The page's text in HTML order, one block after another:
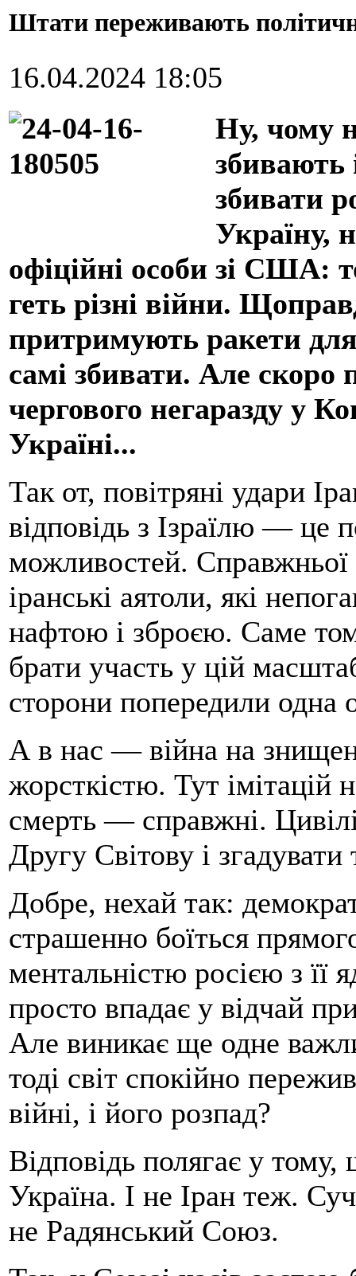
Штати переживають
16.04.2024 18:05
Ну, чому
збивати
Україну,
офіційні особи зі США:
геть різні війни.
притримують ракети
самі збивати. Але скоро
чергового негаразду у
Україні...
Так от, повітряні удари
відповідь з Ізраїлю — це
можливостей. Справжньої
іранські аятоли, які
нафтою і зброєю. Саме
брати участь у цій
сторони попередили одна
А в нас — війна на
жорсткістю. Тут імітацій
смерть — справжні.
Другу Світову і
Добре, нехай так:
страшенно боїться
ментальністю росією з її
просто впадає у відчай
Але виникає ще одне
тоді світ спокійно
війні, і його розпад?
Відповідь полягає у
Україна. І не Іран теж.
не Радянський Союз.